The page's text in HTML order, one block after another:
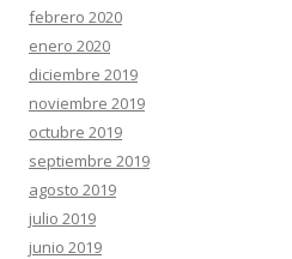
febrero 2020
enero 2020
diciembre 2019
noviembre 2019
octubre 2019
septiembre 2019
agosto 2019
julio 2019
junio 2019